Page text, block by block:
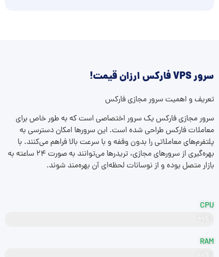
سرور VPS فارکس ارزان قیمت!
تعریف و اهمیت سرور مجازی فارکس
سرور مجازی فارکس یک سرور اختصاصی است که به طور خاص برای
معاملات فارکس طراحی شده است. این سرورها امکان دسترسی به
پلتفرم‌های معاملاتی را بدون وقفه و با سرعت بالا فراهم می‌کنند. با
بهره‌گیری از سرورهای مجازی، تریدرها می‌توانند به صورت ۲۴ ساعته به
بازار متصل بوده و از نوسانات لحظه‌ای آن بهره‌مند شوند.
CPU
RAM